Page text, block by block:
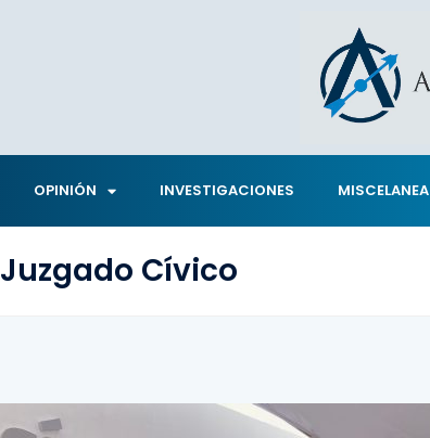
OPINIÓN INVESTIGACIONES MISCELANEA
Juzgado Cívico